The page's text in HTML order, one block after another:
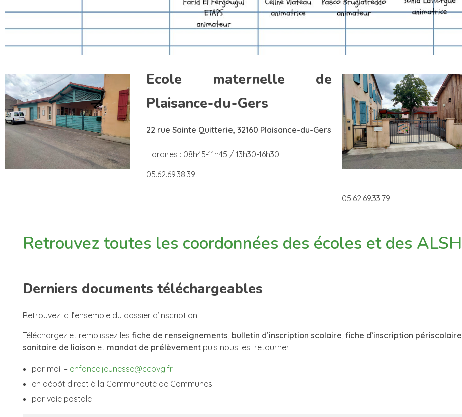
Ecole maternelle de
Plaisance-du-Gers
22 rue Sainte Quitterie, 32160 Plaisance-du-Gers
Horaires : 08h45-11h45 / 13h30-16h30
05.62.69.38.39
05.62.69.33.79
Retrouvez toutes les coordonnées des écoles et des ALSH
Derniers documents téléchargeables
Retrouvez ici l’ensemble du dossier d’inscription.
Téléchargez et remplissez les fiche de renseignements bulletin d’inscription scolaire fiche d’inscription périscolaire
sanitaire de liaison et mandat de prélèvement puis nous les retourner :
par mail – enfance.jeunesse@ccbvg.fr
en dépôt direct à la Communauté de Communes
par voie postale